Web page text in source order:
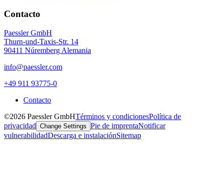
Contacto
Paessler GmbH
Thurn-und-Taxis-Str. 14
90411 Núremberg Alemania
info@paessler.com
+49 911 93775-0
Contacto
©2026 Paessler GmbHTérminos y condicionesPolítica de
privacidad Change Settings Pie de imprentaNotificar
vulnerabilidadDescarga e instalaciónSitemap